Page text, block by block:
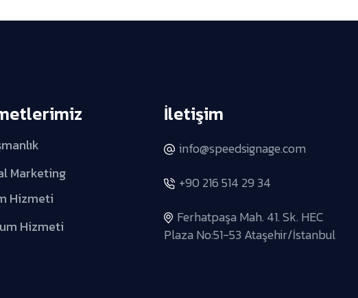
Marketing
Hizmeti
Hizmeti
İletişim
info@speedsignage.com
+90 216 514 29 34
Ferhatpaşa Mah. 41. Sk. HEC
Plaza No:51-53 Ataşehir/İstanbul